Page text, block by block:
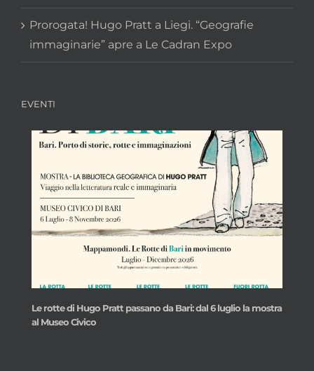
Prorogata! Hugo Pratt a Liegi. “Geografie
immaginarie” apre a Le Cadran Expo
EVENTI
Le rotte di Hugo Pratt passano da Bari: dal 6 luglio la mostra
al Museo Civico